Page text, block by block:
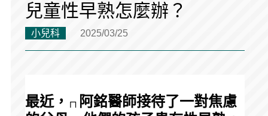
兒童性早熟怎麼辦？
小兒科 2025/03/25
最近，
阿銘醫師接待了一對焦慮